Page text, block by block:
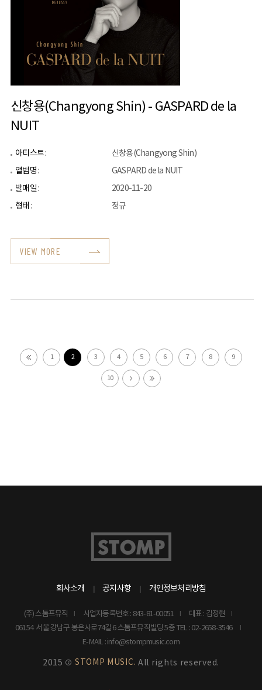
신창용(Changyong Shin) - GASPARD de la
NUIT
아티스트 :
신창용(Changyong Shin)
앨범명 :
GASPARD de la NUIT
발매일 :
2020-11-20
형태 :
정규
VIEW MORE
1 2 3 4 5 6 7 8 9
10
회사소개 공지사항 개인정보처리방침
(주) 스톰프뮤직 사업자등록번호 : 843-81-00051
대표 : 김정현
06154 서울 강남구 봉은사로74길 6 스톰프뮤직빌딩 5층 TEL : 02-2658-3546
E-MAIL : info@stompmusic.com
2015 © STOMP MUSIC. All rights reserved.